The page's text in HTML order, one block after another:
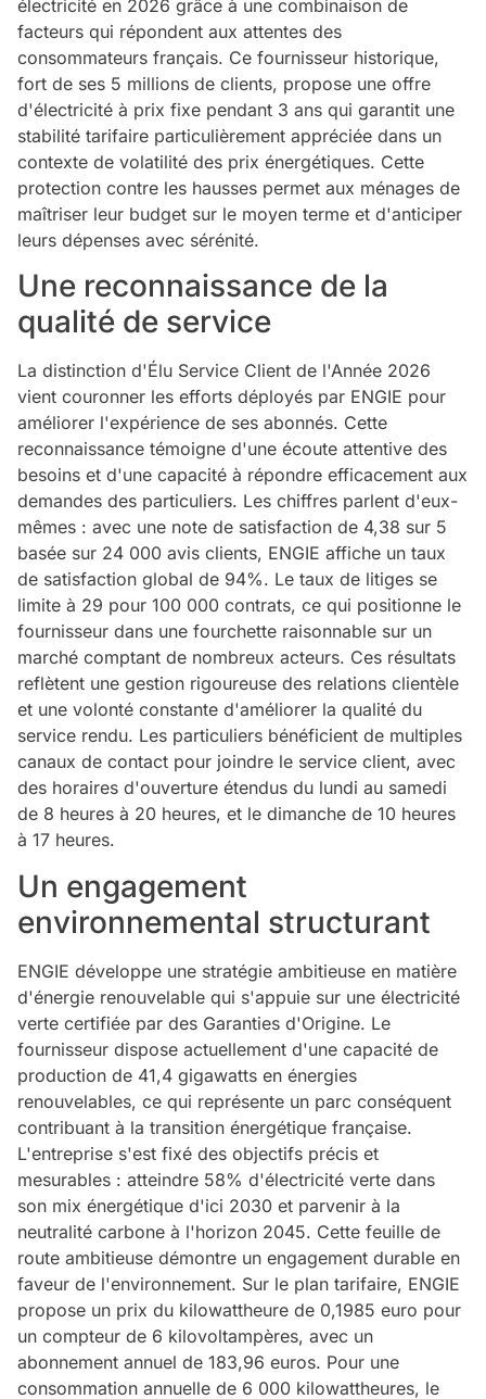
électricité en 2026 grâce à une combinaison de
facteurs qui répondent aux attentes des
consommateurs français. Ce fournisseur historique,
fort de ses 5 millions de clients, propose une offre
d'électricité à prix fixe pendant 3 ans qui garantit une
stabilité tarifaire particulièrement appréciée dans un
contexte de volatilité des prix énergétiques. Cette
protection contre les hausses permet aux ménages de
maîtriser leur budget sur le moyen terme et d'anticiper
leurs dépenses avec sérénité.
Une reconnaissance de la
qualité de service
La distinction d'Élu Service Client de l'Année 2026
vient couronner les efforts déployés par ENGIE pour
améliorer l'expérience de ses abonnés. Cette
reconnaissance témoigne d'une écoute attentive des
besoins et d'une capacité à répondre efficacement aux
demandes des particuliers. Les chiffres parlent d'eux-
mêmes : avec une note de satisfaction de 4,38 sur 5
basée sur 24 000 avis clients, ENGIE affiche un taux
de satisfaction global de 94%. Le taux de litiges se
limite à 29 pour 100 000 contrats, ce qui positionne le
fournisseur dans une fourchette raisonnable sur un
marché comptant de nombreux acteurs. Ces résultats
reflètent une gestion rigoureuse des relations clientèle
et une volonté constante d'améliorer la qualité du
service rendu. Les particuliers bénéficient de multiples
canaux de contact pour joindre le service client, avec
des horaires d'ouverture étendus du lundi au samedi
de 8 heures à 20 heures, et le dimanche de 10 heures
à 17 heures.
Un engagement
environnemental structurant
ENGIE développe une stratégie ambitieuse en matière
d'énergie renouvelable qui s'appuie sur une électricité
verte certifiée par des Garanties d'Origine. Le
fournisseur dispose actuellement d'une capacité de
production de 41,4 gigawatts en énergies
renouvelables, ce qui représente un parc conséquent
contribuant à la transition énergétique française.
L'entreprise s'est fixé des objectifs précis et
mesurables : atteindre 58% d'électricité verte dans
son mix énergétique d'ici 2030 et parvenir à la
neutralité carbone à l'horizon 2045. Cette feuille de
route ambitieuse démontre un engagement durable en
faveur de l'environnement. Sur le plan tarifaire, ENGIE
propose un prix du kilowattheure de 0,1985 euro pour
un compteur de 6 kilovoltampères, avec un
abonnement annuel de 183,96 euros. Pour une
consommation annuelle de 6 000 kilowattheures, le